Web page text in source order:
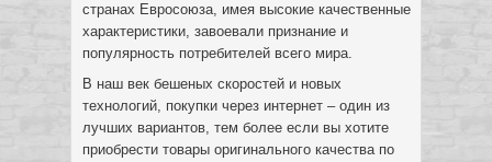
странах Евросоюза, имея высокие качественные
характеристики, завоевали признание и
популярность потребителей всего мира.
В наш век бешеных скоростей и новых
технологий, покупки через интернет – один из
лучших вариантов, тем более если вы хотите
приобрести товары оригинального качества по